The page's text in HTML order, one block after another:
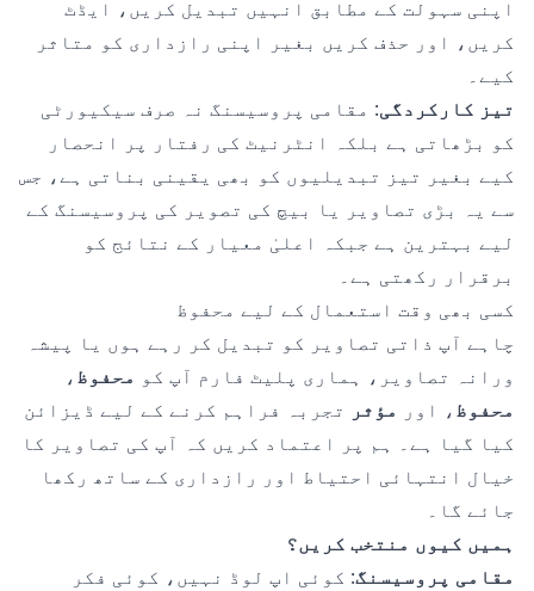
اپنی سہولت کے مطابق انہیں تبدیل کریں، ایڈٹ
کریں، اور حذف کریں بغیر اپنی رازداری کو متاثر
کیے۔
تیز کارکردگی: مقامی پروسیسنگ نہ صرف سیکیورٹی
کو بڑھاتی ہے بلکہ انٹرنیٹ کی رفتار پر انحصار
کیے بغیر تیز تبدیلیوں کو بھی یقینی بناتی ہے، جس
سے یہ بڑی تصاویر یا بیچ کی تصویر کی پروسیسنگ کے
لیے بہترین ہے جبکہ اعلیٰ معیار کے نتائج کو
برقرار رکھتی ہے۔
کسی بھی وقت استعمال کے لیے محفوظ
چاہے آپ ذاتی تصاویر کو تبدیل کر رہے ہوں یا پیشہ
ورانہ تصاویر، ہماری پلیٹ فارم آپ کو محفوظ،
محفوظ، اور مؤثر تجربہ فراہم کرنے کے لیے ڈیزائن
کیا گیا ہے۔ ہم پر اعتماد کریں کہ آپ کی تصاویر کا
خیال انتہائی احتیاط اور رازداری کے ساتھ رکھا
جائے گا۔
ہمیں کیوں منتخب کریں؟
مقامی پروسیسنگ: کوئی اپ لوڈ نہیں، کوئی فکر